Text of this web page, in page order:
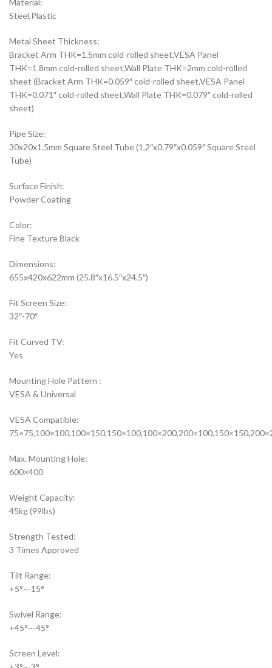
Material:
Steel,Plastic
Metal Sheet Thickness:
Bracket Arm THK=1.5mm cold-rolled sheet,VESA Panel
THK=1.8mm cold-rolled sheet,Wall Plate THK=2mm cold-rolled
sheet (Bracket Arm THK=0.059″ cold-rolled sheet,VESA Panel
THK=0.071″ cold-rolled sheet,Wall Plate THK=0.079″ cold-rolled
sheet)
Pipe Size:
30x20x1.5mm Square Steel Tube (1.2″x0.79″x0.059″ Square Steel
Tube)
Surface Finish:
Powder Coating
Color:
Fine Texture Black
Dimensions:
655x420x622mm (25.8″x16.5″x24.5″)
Fit Screen Size:
32″-70″
Fit Curved TV:
Yes
Mounting Hole Pattern :
VESA & Universal
VESA Compatible:
Max. Mounting Hole:
600×400
Weight Capacity:
45kg (99lbs)
Strength Tested:
3 Times Approved
Tilt Range:
+5°~-15°
Swivel Range:
+45°~-45°
Screen Level: